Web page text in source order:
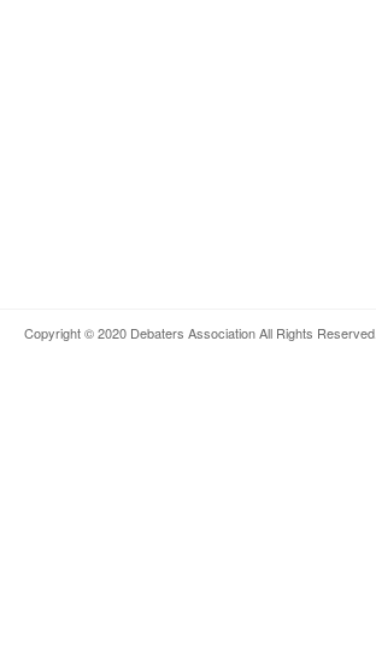
Copyright © 2020 Debaters AssociationAll Rights Reserved.